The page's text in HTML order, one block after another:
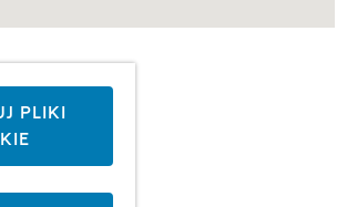
PLIKI